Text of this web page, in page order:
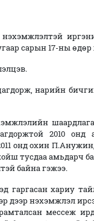
нэхэмжлэлтэй
сарын 17-ны өдөр
нарийн
шаардлага
2010 онд
онд охин
тусдаа амьдарч
байна гэжээ.
хариу
дээр нэхэмжлэл
мессеж